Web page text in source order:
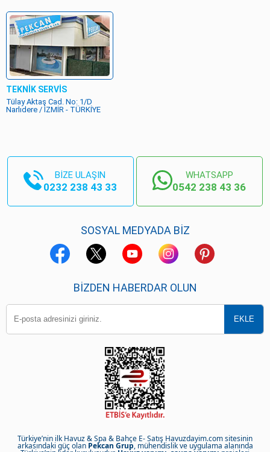
TEKNİK SERVİS
Tülay Aktaş Cad. No: 1/D
Narlıdere / İZMİR - TÜRKİYE
BİZE ULAŞIN
0232 238 43 33
WHATSAPP
0542 238 43 36
SOSYAL MEDYADA BİZ
BIZDEN HABERDAR OLUN
Türkiye’nin ilk Havuz & Spa & Bahçe E- Satış Havuzdayim.com sitesinin
arkasındaki güç olan Pekcan Grup, mühendislik ve uygulama alanında